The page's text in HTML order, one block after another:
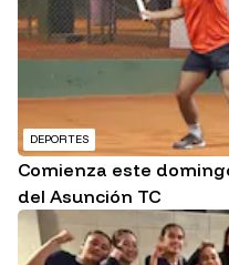
DEPORTES
Comienza este
del Asunción TC